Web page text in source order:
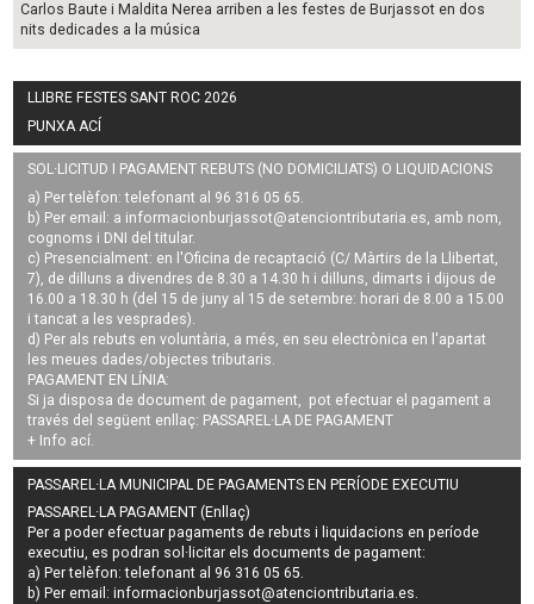
Carlos Baute i Maldita Nerea arriben a les festes de Burjassot en dos
nits dedicades a la música
LLIBRE FESTES SANT ROC 2026
PUNXA ACÍ
SOL·LICITUD I PAGAMENT REBUTS (NO DOMICILIATS) O LIQUIDACIONS
a) Per telèfon: telefonant al 96 316 05 65.
b) Per email: a informacionburjassot@atenciontributaria.es, amb nom,
cognoms i DNI del titular.
c) Presencialment: en l'Oficina de recaptació (C/ Màrtirs de la Llibertat,
7), de dilluns a divendres de 8.30 a 14.30 h i dilluns, dimarts i dijous de
16.00 a 18.30 h (del 15 de juny al 15 de setembre: horari de 8.00 a 15.00
i tancat a les vesprades).
d) Per als rebuts en voluntària, a més, en seu electrònica en l'apartat
les meues dades/objectes tributaris.
PAGAMENT EN LÍNIA:
Si ja disposa de document de pagament, pot efectuar el pagament a
través del següent enllaç: PASSAREL·LA DE PAGAMENT
+ Info ací.
PASSAREL·LA MUNICIPAL DE PAGAMENTS EN PERÍODE EXECUTIU
PASSAREL·LA PAGAMENT (Enllaç)
Per a poder efectuar pagaments derebuts i liquidacions en període
executiu, es podran sol·licitar els documents de pagament:
a) Per telèfon: telefonant al 96 316 05 65.
b) Per email:informacionburjassot@atenciontributaria.es.